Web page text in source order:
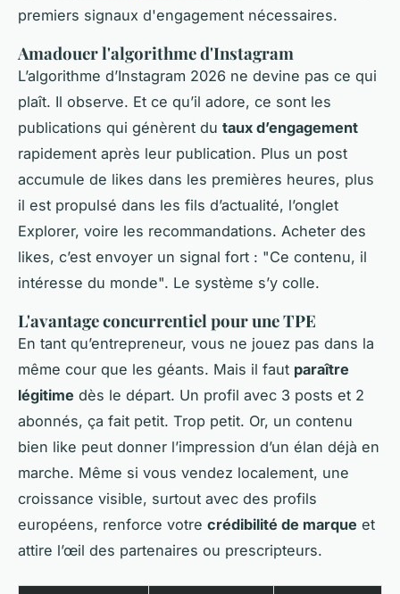
premiers signaux d'engagement nécessaires.
Amadouer l'algorithme d'Instagram
L’algorithme d’Instagram 2026 ne devine pas ce qui
plaît. Il observe. Et ce qu’il adore, ce sont les
publications qui génèrent du taux d’engagement
rapidement après leur publication. Plus un post
accumule de likes dans les premières heures, plus
il est propulsé dans les fils d’actualité, l’onglet
Explorer, voire les recommandations. Acheter des
likes, c’est envoyer un signal fort : "Ce contenu, il
intéresse du monde". Le système s’y colle.
L'avantage concurrentiel pour une TPE
En tant qu’entrepreneur, vous ne jouez pas dans la
même cour que les géants. Mais il faut paraître
légitime dès le départ. Un profil avec 3 posts et 2
abonnés, ça fait petit. Trop petit. Or, un contenu
bien like peut donner l’impression d’un élan déjà en
marche. Même si vous vendez localement, une
croissance visible, surtout avec des profils
européens, renforce votre crédibilité de marque et
attire l’œil des partenaires ou prescripteurs.